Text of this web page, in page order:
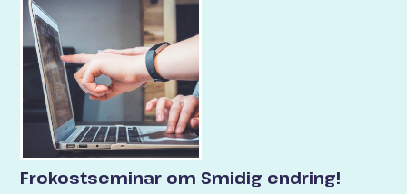
Frokostseminar om Smidig endring!